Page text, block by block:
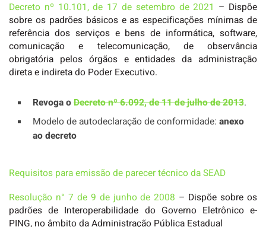
Decreto nº 10.101, de 17 de setembro de 2021 – Dispõe
sobre os padrões básicos e as especificações mínimas de
referência dos serviços e bens de informática, software,
comunicação e telecomunicação, de observância
obrigatória pelos órgãos e entidades da administração
direta e indireta do Poder Executivo.
Revoga oDecreto nº 6.092, de 11 de julho de 2013.
Modelo de autodeclaração de conformidade: anexo
ao decreto
Requisitos para emissão de parecer técnico da SEAD
Resolução n° 7 de 9 de junho de 2008 – Dispõe sobre os
padrões de Interoperabilidade do Governo Eletrônico e-
PING, no âmbito da Administração Pública Estadual